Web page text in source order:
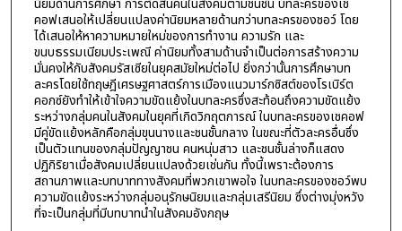
นิยมด้านการศึกษา การตัดสินคนในสังคมตามชนชั้น บทละครของเช
คอฟเสนอให้เปลี่ยนแปลงค่านิยมหลายด้านกว่าบทละครของชอว์ โดย
ได้เสนอให้หาความหมายใหม่ของการทำงาน ความรัก และ
ขนบธรรมเนียมประเพณี ค่านิยมทั้งสามด้านจำเป็นต่อการสร้างความ
มั่นคงให้กับสังคมรัสเซียในยุคสมัยใหม่ต่อไป ยิ่งกว่านั้นการศึกษาบท
ละครโดยใช้ทฤษฎีเศรษฐศาสตร์การเมืองแนวมาร์กซิสต์ของโรเบิร์ต
คอกซ์ยังทำให้เข้าใจความขัดแย้งในบทละครซึ่งสะท้อนถึงความขัดแย้ง
ระหว่างกลุ่มคนในสังคมในยุคที่เกิดวิกฤตการณ์ ในบทละครของเชคอฟ
มีคู่ขัดแย้งหลักคือกลุ่มขุนนางและชนชั้นกลาง ในขณะที่ตัวละครอื่นซึ่ง
เป็นตัวแทนของกลุ่มปัญญาชน คนหนุ่มสาว และชนชั้นล่างก็แสดง
ปฏิกิริยาเมื่อสังคมเปลี่ยนแปลงด้วยเช่นกัน ทั้งนี้เพราะต้องการ
สถานภาพและบทบาททางสังคมที่พวกเขาพอใจ ในบทละครของชอว์พบ
ความขัดแย้งระหว่างกลุ่มอนุรักษนิยมและกลุ่มเสรีนิยม ซึ่งต่างมุ่งหวัง
ที่จะเป็นกลุ่มที่มีบทบาทนำในสังคมอังกฤษ